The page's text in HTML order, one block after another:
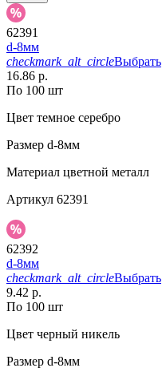
62391
d-8мм
checkmark_alt_circleВыбрать
16.86 р.
По 100 шт
Цвет темное серебро
Размер d-8мм
Материал цветной металл
Артикул 62391
62392
d-8мм
checkmark_alt_circleВыбрать
9.42 р.
По 100 шт
Цвет черный никель
Размер d-8мм